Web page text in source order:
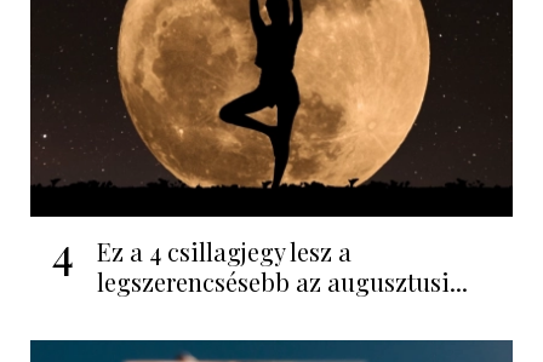
4
Ez a 4 csillagjegy lesz a
legszerencsésebb az augusztusi...